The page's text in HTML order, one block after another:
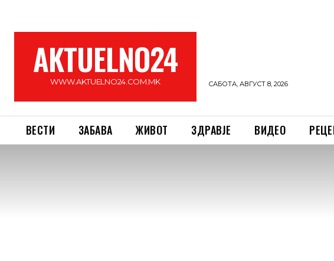
AKTUELNO24
WWW.AKTUELNO24.COM.MK САБОТА, АВГУСТ 8, 2026
ВЕСТИ ЗАБАВА ЖИВОТ ЗДРАВЈЕ ВИДЕО